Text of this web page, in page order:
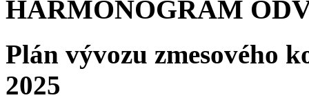
HARMONOGRAM
Plán vývozu zmesového
2025